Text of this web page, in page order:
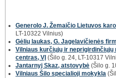
Generolo J. Žemaičio Lietuvos
LT-10322 Vilnius)
Gėlių laukas, G. Jagelavičienės
Vilniaus kurčiųjų ir
centras, VĮ (Šilo g. 24, LT-10317
Jantarnyj Skaz, atstovybė (Šilo g.
Vilniaus Šilo specialioji mokykla